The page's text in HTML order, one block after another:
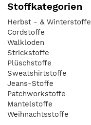
Stoffkategorien
Herbst - & Winterstoffe
Cordstoffe
Walkloden
Strickstoffe
Plüschstoffe
Sweatshirtstoffe
Jeans-Stoffe
Patchworkstoffe
Mantelstoffe
Weihnachtsstoffe